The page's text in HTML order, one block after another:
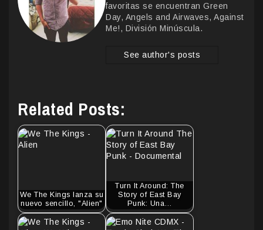
favoritas se encuentran Green
Day, Angels and Airwaves, Against
Me!, División Minúscula.
See author's posts
Related Posts:
We The Kings lanza su
nuevo sencillo, "Alien"
Turn It Around: The
Story of East Bay
Punk: Una…